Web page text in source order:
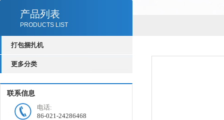
产品列表
PRODUCTS LIST
打包捆扎机
更多分类
联系信息
电话:
86-021-24286468